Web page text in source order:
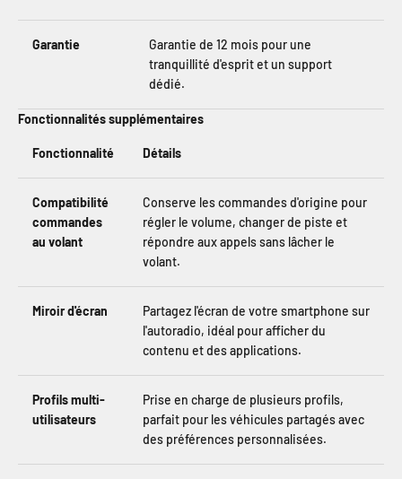
Garantie
Garantie de 12 mois pour une
tranquillité d'esprit et un support
dédié.
Fonctionnalités supplémentaires
Fonctionnalité Détails
Compatibilité
commandes
au volant
Conserve les commandes d'origine pour
régler le volume, changer de piste et
répondre aux appels sans lâcher le
volant.
Miroir d'écran
Partagez l'écran de votre smartphone sur
l'autoradio, idéal pour afficher du
contenu et des applications.
Profils multi-
utilisateurs
Prise en charge de plusieurs profils,
parfait pour les véhicules partagés avec
des préférences personnalisées.